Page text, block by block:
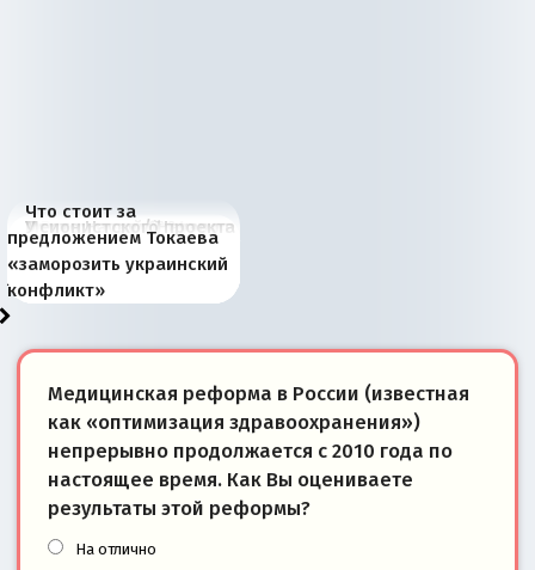
В России назрели
перемены: 15 шагов к
суверенной экономике
Миграционный пожар
Европы
Россия начинает
сбрасывать балласт
Анкориджа
Россия зимой 1904
года: первые уступки во
внутренней политике
Русская нация вчера и
сегодня
Почему правый крах в
Варшаве не поможет её
отношениям с Россией?
Место Науру / Науэро в
современной истории
Южной Осетии
У сионистского проекта
появилось украинское
измерение
Что стоит за
предложением Токаева
«заморозить украинский
конфликт»
Медицинская реформа в России (известная
как «оптимизация здравоохранения»)
непрерывно продолжается с 2010 года по
настоящее время. Как Вы оцениваете
результаты этой реформы?
На отлично